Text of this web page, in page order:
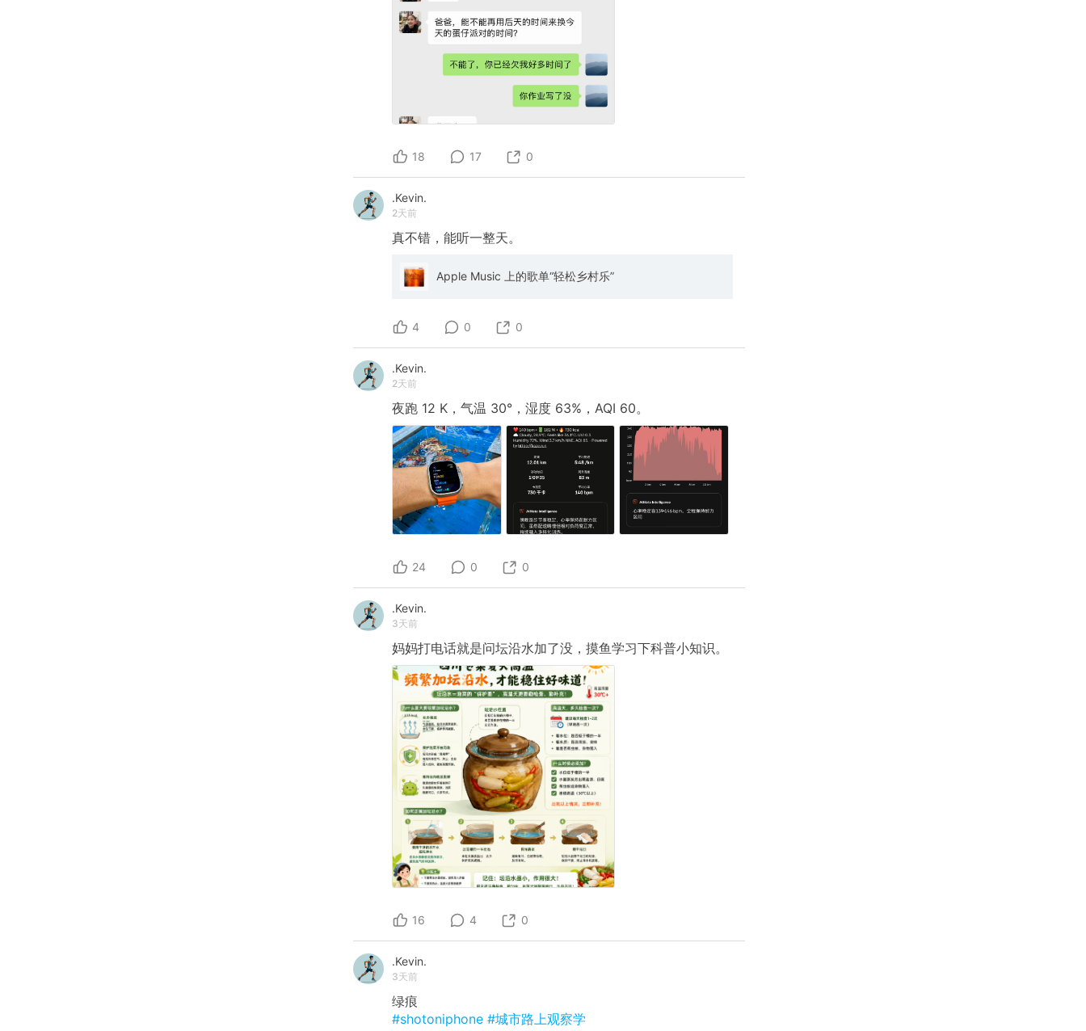
18 17 0
.Kevin.
2天前
真不错，能听一整天。
Apple Music 上的歌单“轻松乡村乐”
4 0 0
.Kevin.
2天前
夜跑 12 K，气温 30°，湿度 63%，AQI 60。
24 0 0
.Kevin.
3天前
妈妈打电话就是问坛沿水加了没，摸鱼学习下科普小知识。
16 4 0
.Kevin.
3天前
绿痕
#shotoniphone #城市路上观察学